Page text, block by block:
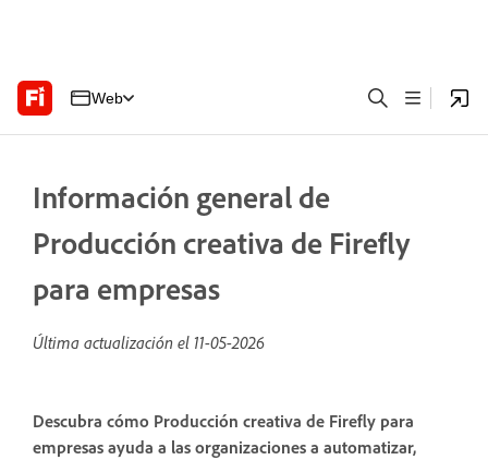
Web
Información general de
Producción creativa de Firefly
para empresas
Última actualización el 11-05-2026
Descubra cómo Producción creativa de Firefly para
empresas ayuda a las organizaciones a automatizar,